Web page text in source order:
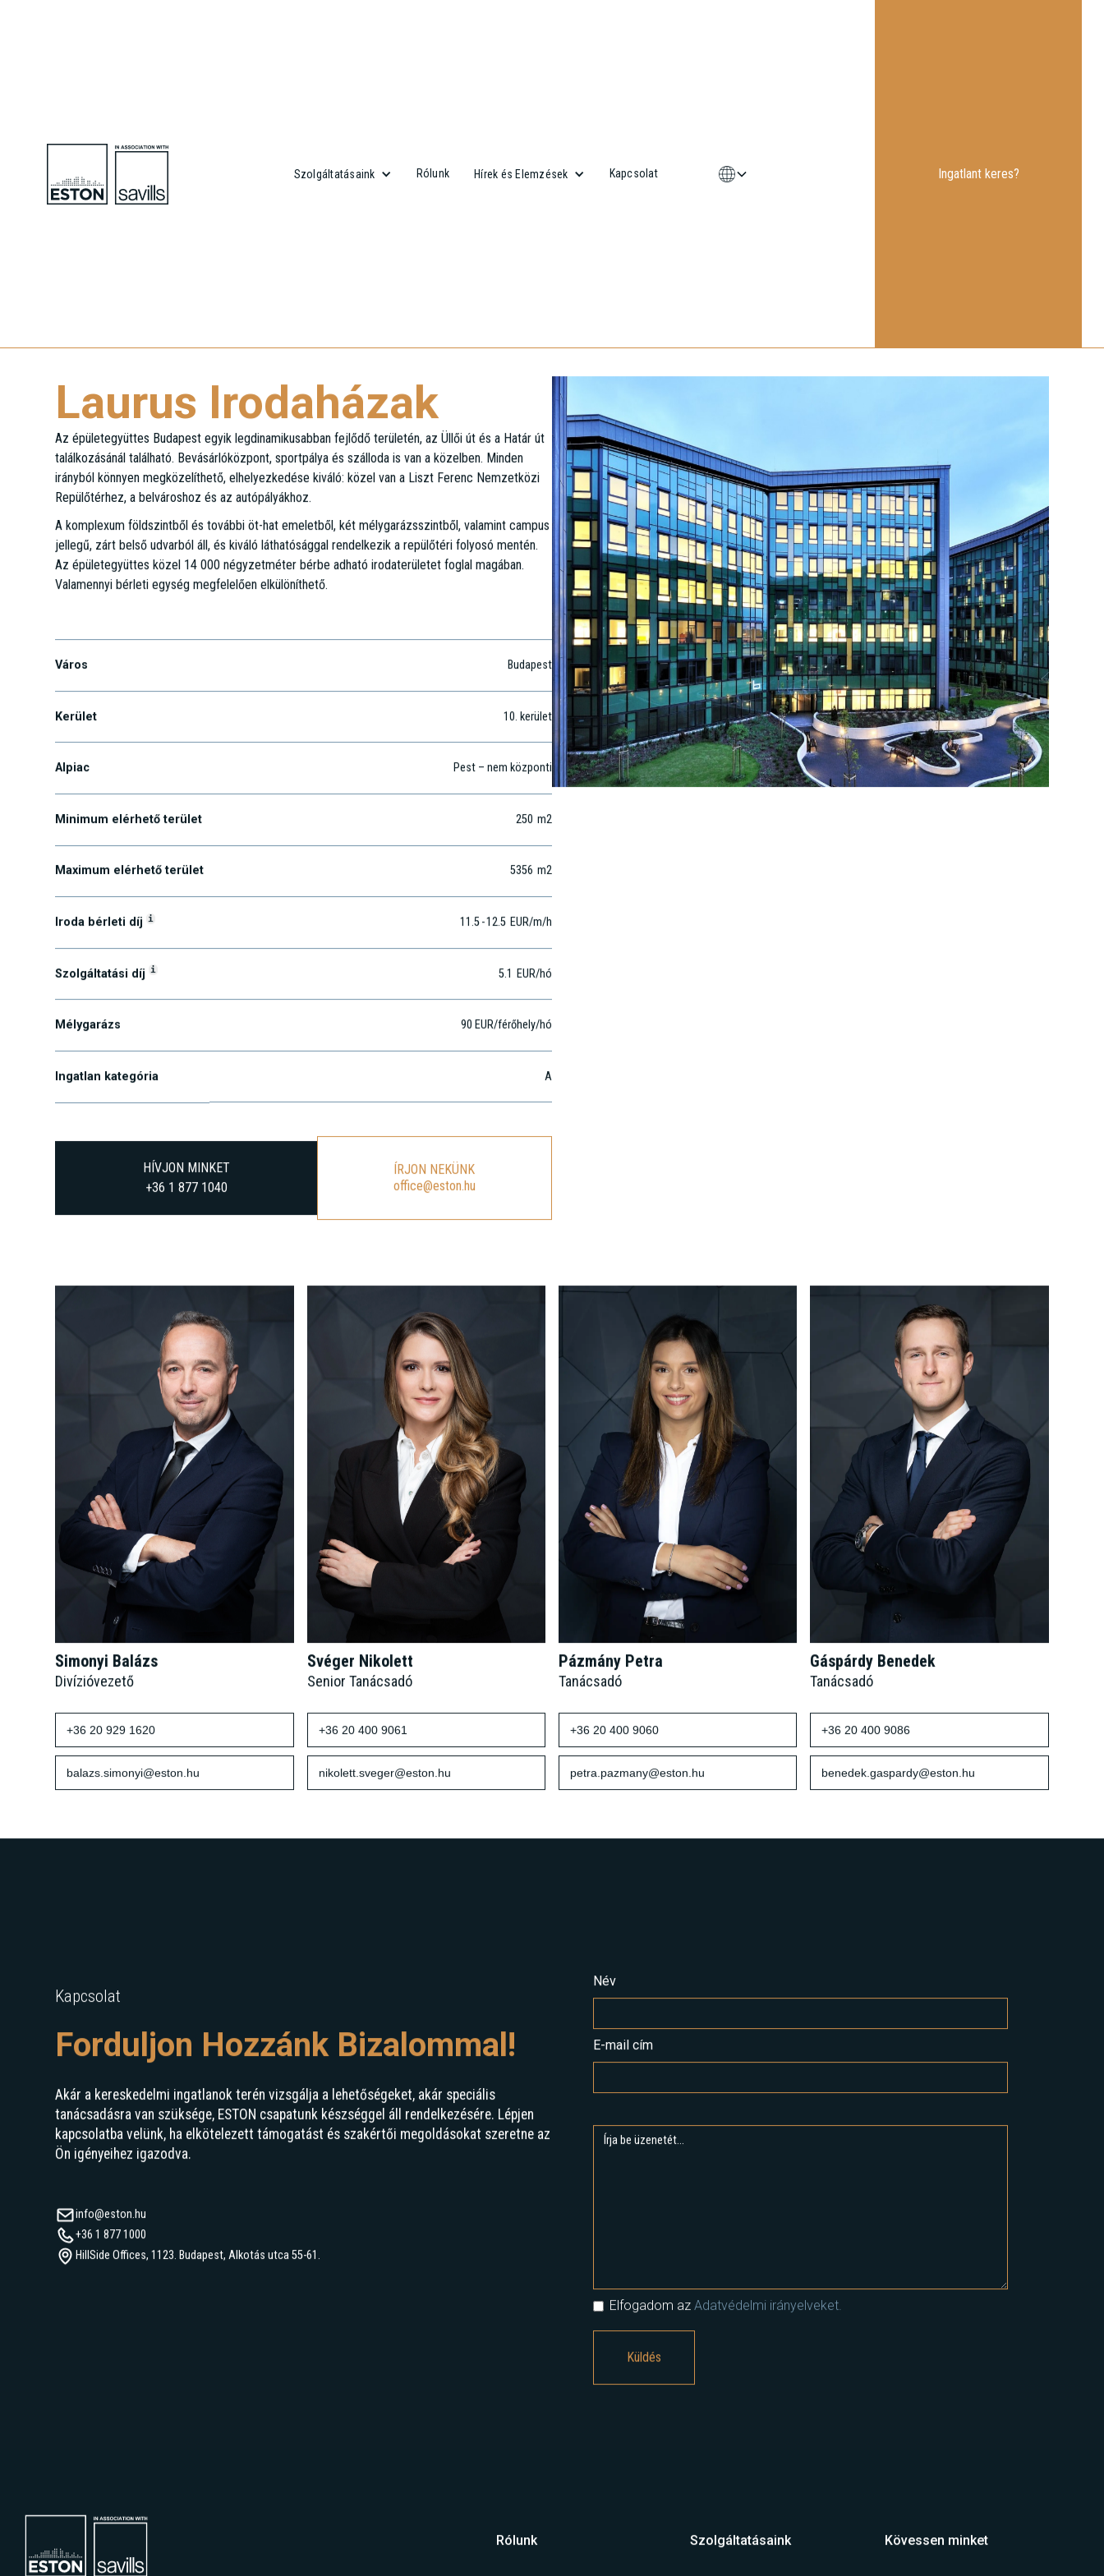
Szolgáltatásaink Rólunk Hírek és Elemzések Kapcsolat Ingatlant keres?
Laurus Irodaházak
Az épületegyüttes Budapest egyik legdinamikusabban fejlődő területén, az Üllői út és a Határ út
találkozásánál található. Bevásárlóközpont, sportpálya és szálloda is van a közelben. Minden
irányból könnyen megközelíthető, elhelyezkedése kiváló: közel van a Liszt Ferenc Nemzetközi
Repülőtérhez, a belvároshoz és az autópályákhoz.
A komplexum földszintből és további öt-hat emeletből, két mélygarázsszintből, valamint campus
jellegű, zárt belső udvarból áll, és kiváló láthatósággal rendelkezik a repülőtéri folyosó mentén.
Az épületegyüttes közel 14 000 négyzetméter bérbe adható irodaterületet foglal magában.
Kőér u. 2/A.
Város Budapest
Kerület 10. kerület
Alpiac Pest – nem központi
Minimum elérhető terület 250 m2
Maximum elérhető terület 5356 m2
Iroda bérleti díj 11.5-12.5 EUR/m/h
Szolgáltatási díji 5.1 EUR/hó
Mélygarázs 90 EUR/férőhely/hó
Ingatlan kategória A
HÍVJON MINKET
+36 1 877 1040
ÍRJON NEKÜNK
Simonyi Balázs
+36 20 929 1620
Svéger Nikolett
+36 20 400 9061
Pázmány Petra
+36 20 400 9060
Gáspárdy Benedek
+36 20 400 9086
Forduljon Hozzánk Bizalommal!
Akár a kereskedelmi ingatlanok terén vizsgálja a lehetőségeket, akár speciális
tanácsadásra van szüksége, ESTON csapatunk készséggel áll rendelkezésére. Lépjen
kapcsolatba velünk, ha elkötelezett támogatást és szakértői megoldásokat szeretne az
info@eston.hu
+36 1 877 1000
Elfogadom azAdatvédelmi irányelveket.